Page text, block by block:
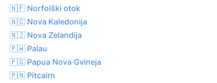
🇳🇫 Norfolški otok
🇳🇨 Nova Kaledonija
🇳🇿 Nova Zelandija
🇵🇼 Palau
🇵🇬 Papua Nova Gvineja
🇵🇳 Pitcairn